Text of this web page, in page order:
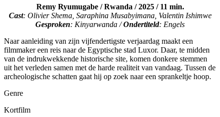
Remy Ryumugabe / Rwanda / 2025 / 11 min.
Cast: Olivier Shema, Saraphina Musabyimana, Valentin Ishimwe
Gesproken: Kinyarwanda/Ondertiteld: Engels
Naar aanleiding van zijn vijfendertigste verjaardag maakt een
filmmaker een reis naar de Egyptische stad Luxor. Daar, te midden
van de indrukwekkende historische site, komen donkere stemmen
uit het verleden samen met de harde realiteit van vandaag. Tussen de
archeologische schatten gaat hij op zoek naar een sprankeltje hoop.
Genre
Kortfilm